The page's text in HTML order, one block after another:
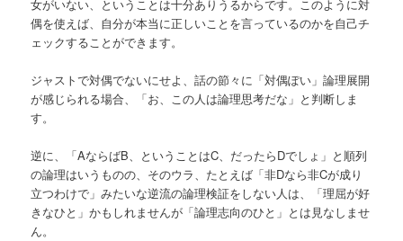
女がいない、ということは十分ありうるからです。このように対
偶を使えば、自分が本当に正しいことを言っているのかを自己チ
ェックすることができます。
ジャストで対偶でないにせよ、話の節々に「対偶ぽい」論理展開
が感じられる場合、「お、この人は論理思考だな」と判断しま
す。
逆に、「AならばB、ということはC、だったらDでしょ」と順列
の論理はいうものの、そのウラ、たとえば「非Dなら非Cが成り
立つわけで」みたいな逆流の論理検証をしない人は、「理屈が好
きなひと」かもしれませんが「論理志向のひと」とは見なしませ
ん。